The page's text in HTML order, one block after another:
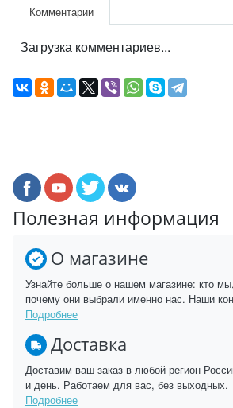
Комментарии
Загрузка комментариев...
Полезная информация
О магазине
Узнайте больше о нашем магазине: кто
почему они выбрали именно нас. Наши
Подробнее
Доставка
Доставим ваш заказ в любой регион
и день. Работаем для вас, без выходных.
Подробнее